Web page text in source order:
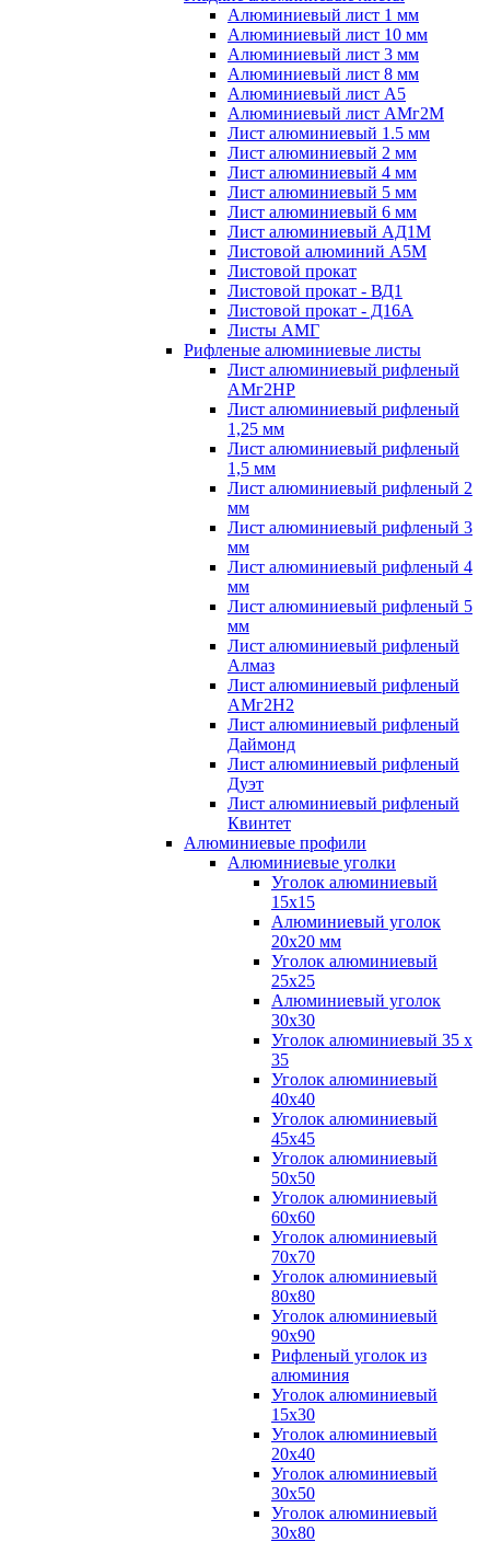
Алюминиевый лист 1 мм
Алюминиевый лист 10 мм
Алюминиевый лист 3 мм
Алюминиевый лист 8 мм
Алюминиевый лист А5
Алюминиевый лист АМг2М
Лист алюминиевый 1.5 мм
Лист алюминиевый 2 мм
Лист алюминиевый 4 мм
Лист алюминиевый 5 мм
Лист алюминиевый 6 мм
Лист алюминиевый АД1М
Листовой алюминий А5М
Листовой прокат
Листовой прокат - ВД1
Листовой прокат - Д16А
Листы АМГ
Рифленые алюминиевые листы
Лист алюминиевый рифленый
АМг2НР
Лист алюминиевый рифленый
1,25 мм
Лист алюминиевый рифленый
1,5 мм
Лист алюминиевый рифленый 2
мм
Лист алюминиевый рифленый 3
мм
Лист алюминиевый рифленый 4
мм
Лист алюминиевый рифленый 5
мм
Лист алюминиевый рифленый
Алмаз
Лист алюминиевый рифленый
АМг2Н2
Лист алюминиевый рифленый
Даймонд
Лист алюминиевый рифленый
Дуэт
Лист алюминиевый рифленый
Квинтет
Алюминиевые профили
Алюминиевые уголки
Уголок алюминиевый
15х15
Алюминиевый уголок
20х20 мм
Уголок алюминиевый
25х25
Алюминиевый уголок
30х30
Уголок алюминиевый 35 х
35
Уголок алюминиевый
40х40
Уголок алюминиевый
45х45
Уголок алюминиевый
50х50
Уголок алюминиевый
60х60
Уголок алюминиевый
70х70
Уголок алюминиевый
80х80
Уголок алюминиевый
90х90
Рифленый уголок из
алюминия
Уголок алюминиевый
15х30
Уголок алюминиевый
20х40
Уголок алюминиевый
30х50
Уголок алюминиевый
30х80